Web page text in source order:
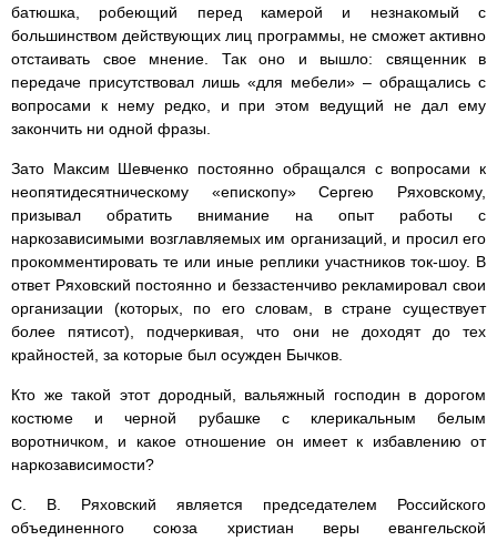
батюшка, робеющий перед камерой и незнакомый с
большинством действующих лиц программы, не сможет активно
отстаивать свое мнение. Так оно и вышло: священник в
передаче присутствовал лишь «для мебели» – обращались с
вопросами к нему редко, и при этом ведущий не дал ему
закончить ни одной фразы.
Зато Максим Шевченко постоянно обращался с вопросами к
неопятидесятническому «епископу» Сергею Ряховскому,
призывал обратить внимание на опыт работы с
наркозависимыми возглавляемых им организаций, и просил его
прокомментировать те или иные реплики участников ток-шоу. В
ответ Ряховский постоянно и беззастенчиво рекламировал свои
организации (которых, по его словам, в стране существует
более пятисот), подчеркивая, что они не доходят до тех
крайностей, за которые был осужден Бычков.
Кто же такой этот дородный, вальяжный господин в дорогом
костюме и черной рубашке с клерикальным белым
воротничком, и какое отношение он имеет к избавлению от
наркозависимости?
С. В. Ряховский является председателем Российского
объединенного союза христиан веры евангельской